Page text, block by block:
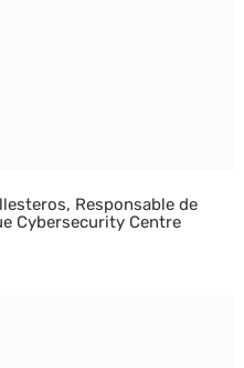
Responsable de
Cybersecurity Centre